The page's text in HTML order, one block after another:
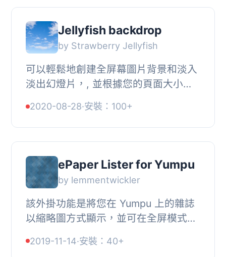
Jellyfish backdrop
by Strawberry Jellyfish
可以輕鬆地創建全屏幕圖片背景和淡入
淡出幻燈片，, 並根據您的頁面大小拉
「封面」樣式背景，將顯示在您的
WordPress 網站所...
2020-08-28·安裝：100+
ePaper Lister for Yumpu
by lemmentwickler
該外掛功能是將您在 Yumpu 上的雜誌
以縮略圖方式顯示，並可在全屏模式下
2019-11-14·安裝：40+